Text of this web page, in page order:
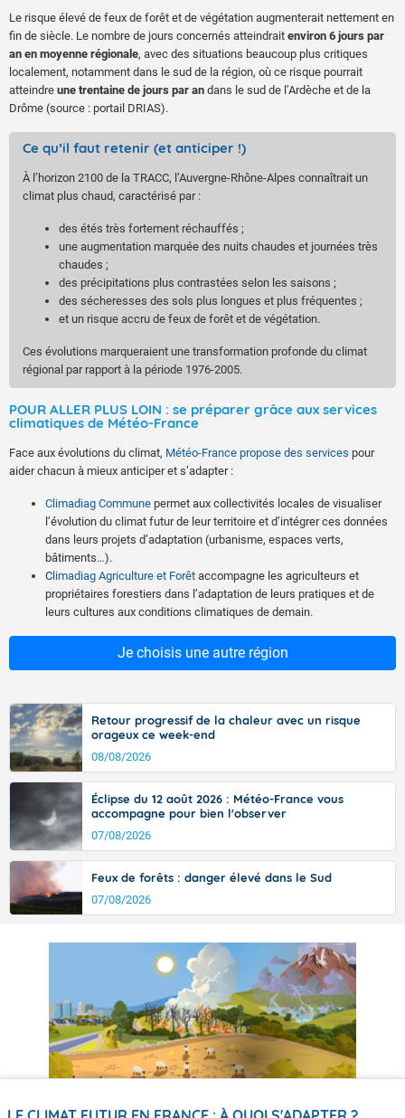
Le risque élevé de feux de forêt et de végétation augmenterait nettement en
fin de siècle. Le nombre de jours concernés atteindrait environ 6 jours par
an en moyenne régionale, avec des situations beaucoup plus critiques
localement, notamment dans le sud de la région, où ce risque pourrait
atteindre une trentaine de jours par an dans le sud de l’Ardèche et de la
Drôme (source : portail DRIAS).
Ce qu’il faut retenir (et anticiper !)
À l’horizon 2100 de la TRACC, l’Auvergne-Rhône-Alpes connaîtrait un
climat plus chaud, caractérisé par :
des étés très fortement réchauffés ;
une augmentation marquée des nuits chaudes et journées très
chaudes ;
des précipitations plus contrastées selon les saisons ;
des sécheresses des sols plus longues et plus fréquentes ;
et un risque accru de feux de forêt et de végétation.
Ces évolutions marqueraient une transformation profonde du climat
régional par rapport à la période 1976-2005.
POUR ALLER PLUS LOIN : se préparer grâce aux services
climatiques de Météo-France
Face aux évolutions du climat, Météo-France propose des services pour
aider chacun à mieux anticiper et s’adapter :
Climadiag Commune permet aux collectivités locales de visualiser
l’évolution du climat futur de leur territoire et d’intégrer ces données
dans leurs projets d’adaptation (urbanisme, espaces verts,
bâtiments…).
C limadiag Agriculture et Forêt accompagne les agriculteurs et
propriétaires forestiers dans l’adaptation de leurs pratiques et de
leurs cultures aux conditions climatiques de demain.
Je choisis une autre région
Retour progressif de la chaleur avec un risque
orageux ce week-end
08/08/2026
Éclipse du 12 août 2026 : Météo-France vous
accompagne pour bien l'observer
07/08/2026
Feux de forêts : danger élevé dans le Sud
07/08/2026